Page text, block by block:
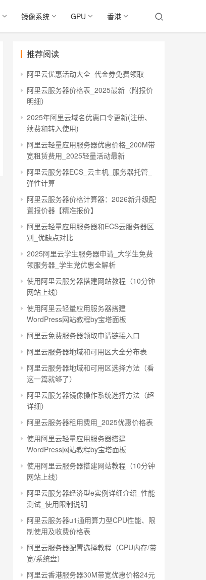
镜像系统 GPU 香港
推荐阅读
阿里云优惠活动大全_代金券免费领取
阿里云服务器价格表_2025最新（附报价
明细）
2025年阿里云域名优惠口令更新(注册、
续费和转入使用)
阿里云轻量应用服务器优惠价格_200M带
宽租赁费用_2025轻量活动最新
阿里云服务器ECS_云主机_服务器托管_
弹性计算
阿里云服务器价格计算器：2026新升级配
置报价器【精准报价】
阿里云轻量应用服务器和ECS云服务器区
别_优缺点对比
2025阿里云学生服务器申请_大学生免费
领服务器_学生党优惠全解析
使用阿里云服务器搭建网站教程（10分钟
网站上线）
使用阿里云轻量应用服务器搭建
WordPress网站教程by宝塔面板
阿里云免费服务器领取申请链接入口
阿里云服务器地域和可用区大全分布表
阿里云服务器地域和可用区选择方法（看
这一篇就够了）
阿里云服务器镜像操作系统选择方法（超
详细）
阿里云服务器租用费用_2025优惠价格表
使用阿里云轻量应用服务器搭建
WordPress网站教程by宝塔面板
使用阿里云服务器搭建网站教程（10分钟
网站上线）
阿里云服务器经济型e实例详细介绍_性能
测试_使用限制说明
阿里云服务器u1通用算力型CPU性能、限
制使用及收费价格表
阿里云服务器配置选择教程（CPU内存/带
宽/系统盘）
阿里云香港服务器30M带宽优惠价格24元